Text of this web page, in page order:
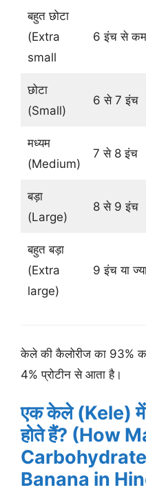
बहुत छोटा
(Extra
small
6 इंच से कम
छोटा
(Small)
6 से 7 इंच
मध्यम
(Medium)
7 से 8 इंच
बड़ा
(Large)
8 से 9 इंच
बहुत बड़ा
(Extra
large)
9 इंच या
केले की कैलोरीज का 93%
4% प्रोटीन से आता है।
एक केले (Kele) में
होते हैं? (How
Banana in